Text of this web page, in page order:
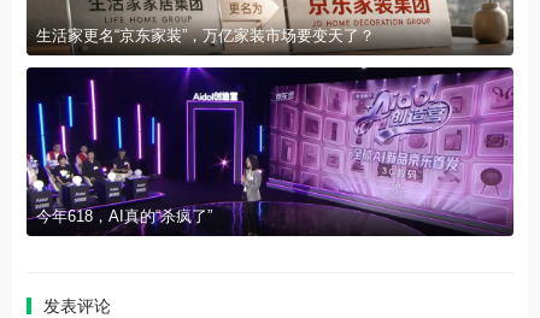
生活家更名“京东家装”，万亿家装市场要变天了？
今年618，AI真的“杀疯了”
发表评论